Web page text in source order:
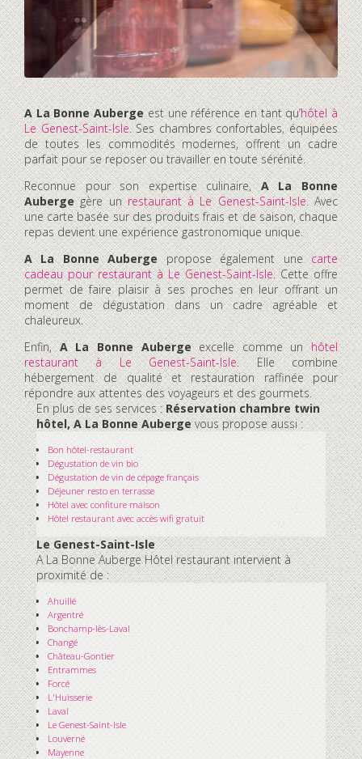
A La Bonne Aubergeest une référence en tant qu’hôtel à
Le Genest-Saint-Isle. Ses chambres confortables, équipées
de toutes les commodités modernes, offrent un cadre
parfait pour se reposer ou travailler en toute sérénité.
Reconnue pour son expertise culinaire,A La Bonne
Aubergegère unrestaurant à Le Genest-Saint-Isle. Avec
une carte basée sur des produits frais et de saison, chaque
repas devient une expérience gastronomique unique.
A La Bonne Aubergepropose également unecarte
cadeau pour restaurant à Le Genest-Saint-Isle. Cette offre
permet de faire plaisir à ses proches en leur offrant un
moment de dégustation dans un cadre agréable et
chaleureux.
Enfin,A La Bonne Aubergeexcelle comme unhôtel
restaurant à Le Genest-Saint-Isle. Elle combine
hébergement de qualité et restauration raffinée pour
répondre aux attentes des voyageurs et des gourmets.
En plus de ses services :Réservation chambre twin
hôtel, A La Bonne Aubergevous propose aussi :
Bon hôtel-restaurant
Dégustation de vin bio
Dégustation de vin de cépage français
Déjeuner resto en terrasse
Hôtel avec confiture maison
Hôtel restaurant avec accès wifi gratuit
Le Genest-Saint-Isle
A La Bonne Auberge Hôtel restaurant intervient à
proximité de :
Ahuillé
Argentré
Bonchamp-lès-Laval
Changé
Château-Gontier
Entrammes
Forcé
L'Huisserie
Laval
Le Genest-Saint-Isle
Louverné
Mayenne